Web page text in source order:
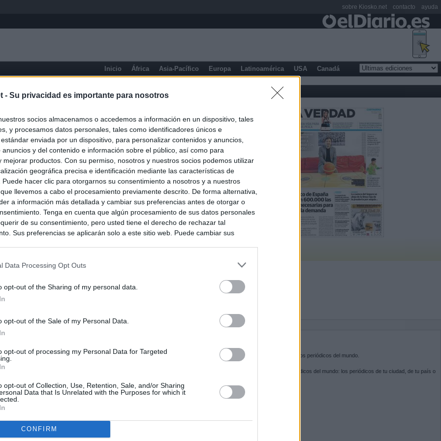
- Su privacidad es importante para nosotros
socios almacenamos o accedemos a información en un dispositivo, tales
y procesamos datos personales, tales como identificadores únicos e
enviada por un dispositivo, para personalizar contenidos y anuncios,
anuncios y del contenido e información sobre el público, así como para
mejorar productos. Con su permiso, nosotros y nuestros socios podemos utilizar
geográfica precisa e identificación mediante las características de
Puede hacer clic para otorgarnos su consentimiento a nosotros y a nuestros
llevemos a cabo el procesamiento previamente descrito. De forma alternativa,
a información más detallada y cambiar sus preferencias antes de otorgar o
Tenga en cuenta que algún procesamiento de sus datos personales
de su consentimiento, pero usted tiene el derecho de rechazar tal
Sus preferencias se aplicarán solo a este sitio web. Puede cambiar sus
Data Processing Opt Outs
opt-out of the Sharing of my personal data.
opt-out of the Sale of my Personal Data.
opt-out of processing my Personal Data for Targeted
opt-out of Collection, Use, Retention, Sale, and/or Sharing
Data that Is Unrelated with the Purposes for which it
CONFIRM
Inicio África Asia-Pacífico Europa Latinoamérica USA Canadá
Murcia Cartagena
Ayuso señaló por la compra del ático: "Lo que no se dice es
residencia oficial para la presidenta"
Ayuso no puede destinar directamente la venta del ático de
por los incendios
de los honorarios de la inmobiliaria a la estimación de venta
Kiosko.net es la puerta de entrada a los periódicos del mundo.
Navega por las portadas de los periódicos del mundo: los periódicos de tu ciudad, de tu país o
SÍGUENOS
sobre Kiosko.net contacto ayuda